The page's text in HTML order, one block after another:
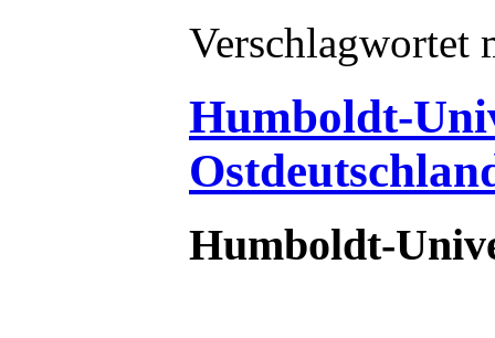
Verschlagwortet
Humboldt-
Humboldt-